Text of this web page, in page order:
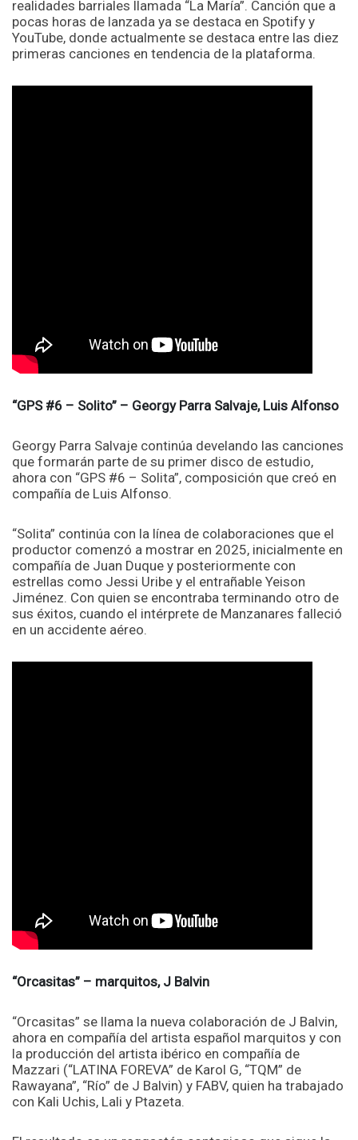
realidades barriales llamada “La María”. Canción que a
pocas horas de lanzada ya se destaca en Spotify y
YouTube, donde actualmente se destaca entre las diez
primeras canciones en tendencia de la plataforma.
“GPS #6 – Solito” – Georgy Parra Salvaje, Luis Alfonso
Georgy Parra Salvaje continúa develando las canciones
que formarán parte de su primer disco de estudio,
ahora con “GPS #6 – Solita”, composición que creó en
compañía de Luis Alfonso.
“Solita” continúa con la línea de colaboraciones que el
productor comenzó a mostrar en 2025, inicialmente en
compañía de Juan Duque y posteriormente con
estrellas como Jessi Uribe y el entrañable Yeison
Jiménez. Con quien se encontraba terminando otro de
sus éxitos, cuando el intérprete de Manzanares falleció
en un accidente aéreo.
“Orcasitas” – marquitos, J Balvin
“Orcasitas” se llama la nueva colaboración de J Balvin,
ahora en compañía del artista español marquitos y con
la producción del artista ibérico en compañía de
Mazzari (“LATINA FOREVA” de Karol G, “TQM” de
Rawayana”, “Río” de J Balvin) y FABV, quien ha trabajado
con Kali Uchis, Lali y Ptazeta.